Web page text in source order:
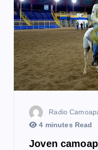
Radio
4 minutes Read
Joven